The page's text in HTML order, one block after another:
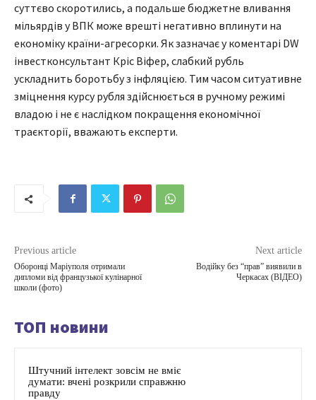
суттєво скоротились, а подальше бюджетне вливання
мільярдів у ВПК може врешті негативно вплинути на
економіку країни-агресорки. Як зазначає у коментарі DW
інвестконсультант Кріс Віфер, слабкий рубль
ускладнить боротьбу з інфляцією. Тим часом ситуативне
зміцнення курсу рубля здійснюється в ручному режимі
владою і не є наслідком покращення економічної
траєкторії, вважають експерти.
Previous article
Оборонці Маріуполя отримали
дипломи від французької кулінарної
школи (фото)
Next article
Водійку без “прав” виявили в
Черкасах (ВІДЕО)
ТОП новини
Штучний інтелект зовсім не вміє
думати: вчені розкрили справжню
правду